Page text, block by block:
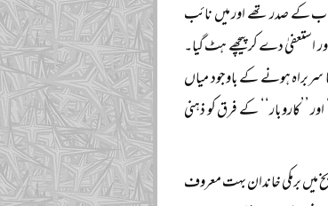
کے صدر تھے اور میں نائب
استعفیٰ دے کر پیچھے ہٹ گیا۔
سربراہ ہونے کے باوجود میاں
’’کاروبار‘‘ کے فرق کو ذہنی
میں برمکی خاندان بہت معروف